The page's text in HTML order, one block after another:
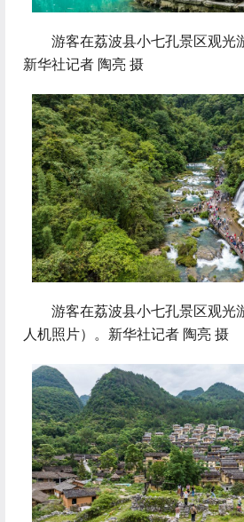
游客在荔波县小七孔景区观光游
新华社记者 陶亮 摄
游客在荔波县小七孔景区观光
人机照片）。新华社记者 陶亮 摄